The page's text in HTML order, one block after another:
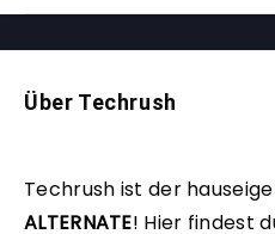
Über Techrush
Techrush ist der
ALTERNATE! Hier findest